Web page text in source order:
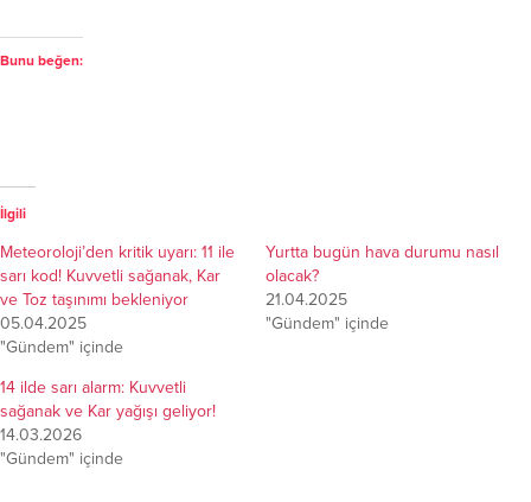
Bunu beğen:
İlgili
Meteoroloji’den kritik uyarı: 11 ile
sarı kod! Kuvvetli sağanak, Kar
ve Toz taşınımı bekleniyor
05.04.2025
"Gündem" içinde
Yurtta bugün hava durumu nasıl
olacak?
21.04.2025
"Gündem" içinde
14 ilde sarı alarm: Kuvvetli
sağanak ve Kar yağışı geliyor!
14.03.2026
"Gündem" içinde